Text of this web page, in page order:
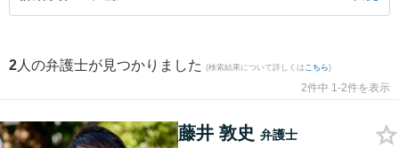
2 人の弁護士が見つかりました (検索結果について詳しくは こちら)
2件中 1-2件を表示
藤井 敦史 弁護士